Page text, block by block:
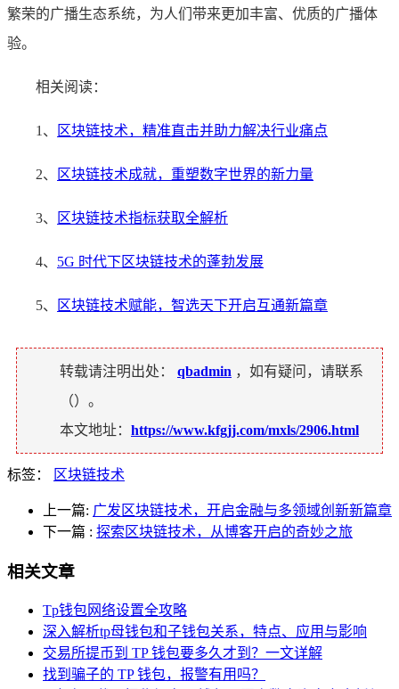
繁荣的广播生态系统，为人们带来更加丰富、优质的广播体
验。
相关阅读：
1、 区块链技术，精准直击并助力解决行业痛点
2、 区块链技术成就，重塑数字世界的新力量
3、 区块链技术指标获取全解析
4、 5G 时代下区块链技术的蓬勃发展
5、 区块链技术赋能，智选天下开启互通新篇章
转载请注明出处： qbadmin ，如有疑问，请联系
（）。
本文地址： https://www.kfgjj.com/mxls/2906.html
标签： 区块链技术
上一篇: 广发区块链技术，开启金融与多领域创新新篇章
下一篇 : 探索区块链技术，从博客开启的奇妙之旅
相关文章
Tp钱包网络设置全攻略
深入解析tp母钱包和子钱包关系，特点、应用与影响
交易所提币到 TP 钱包要多久才到？一文详解
找到骗子的 TP 钱包，报警有用吗？